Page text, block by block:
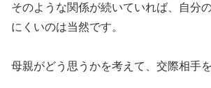
そのような関係が続いていれば、自分
にくいのは当然です。
母親がどう思うかを考えて、交際相手を